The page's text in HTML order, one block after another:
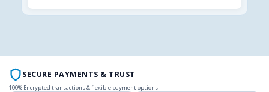
SECURE PAYMENTS & TRUST
100% Encrypted transactions & flexible payment options